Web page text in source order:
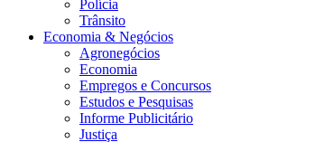
Polícia
Trânsito
Economia & Negócios
Agronegócios
Economia
Empregos e Concursos
Estudos e Pesquisas
Informe Publicitário
Justiça